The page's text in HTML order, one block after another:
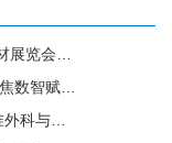
火爆邀约中
项目揭榜挂帅
层医疗